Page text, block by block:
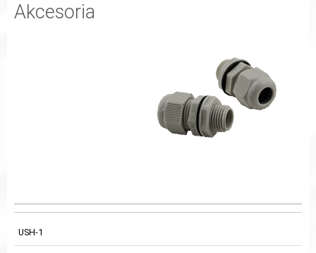
Akcesoria
CENA NETTO
DETAL [PLN]
USH-1